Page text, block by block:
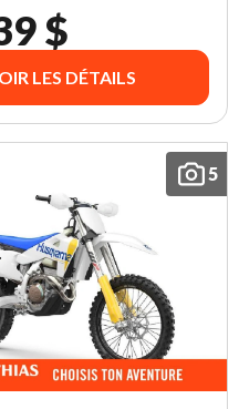
$
LES DÉTAILS
5